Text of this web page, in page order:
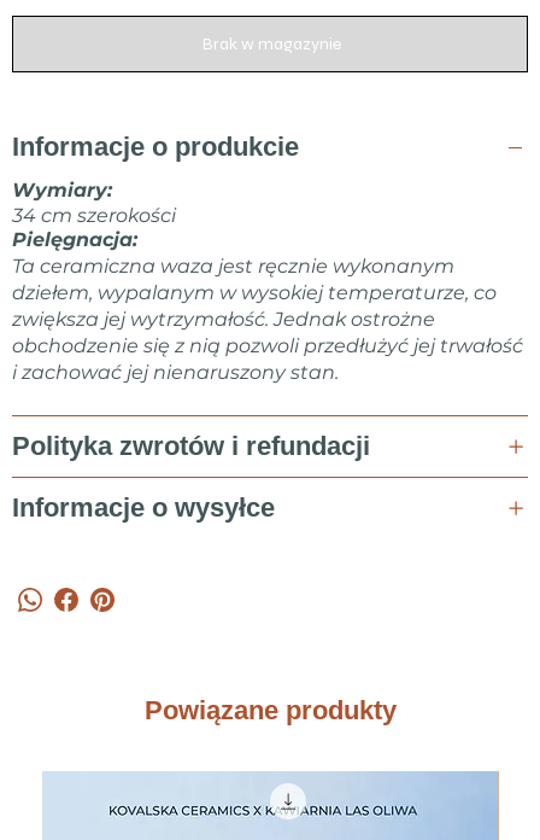
Brak w magazynie
Informacje o produkcie
Wymiary:
34 cm szerokości
Pielęgnacja:
Ta ceramiczna waza jest ręcznie wykonanym
dziełem, wypalanym w wysokiej temperaturze, co
zwiększa jej wytrzymałość. Jednak ostrożne
obchodzenie się z nią pozwoli przedłużyć jej trwałość
i zachować jej nienaruszony stan.
Polityka zwrotów i refundacji
Informacje o wysyłce
Powiązane produkty